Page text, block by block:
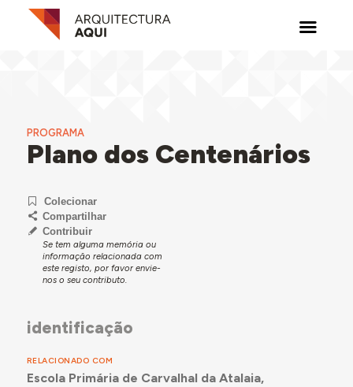
PROGRAMA
Plano dos Centenários
Colecionar
Compartilhar
Contribuir
Se tem alguma memória ou
informação relacionada com
este registo, por favor envie-
nos o seu contributo.
identificação
RELACIONADO COM
Escola Primária de Carvalhal da Atalaia,